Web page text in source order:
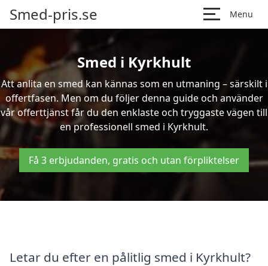
Smed-pris.se Menu
Smed i Kyrkhult
Att anlita en smed kan kännas som en utmaning – särskilt i
offertfasen. Men om du följer denna guide och använder
vår offerttjänst får du den enklaste och tryggaste vägen till
en professionell smed i Kyrkhult.
Få 3 erbjudanden, gratis och utan förpliktelser
Letar du efter en pålitlig smed i Kyrkhult?